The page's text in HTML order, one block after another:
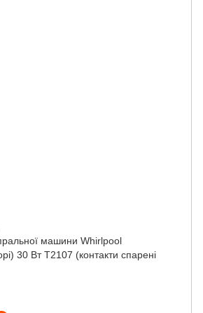
машини Whirlpool
30 Вт T2107 (контакти спарені